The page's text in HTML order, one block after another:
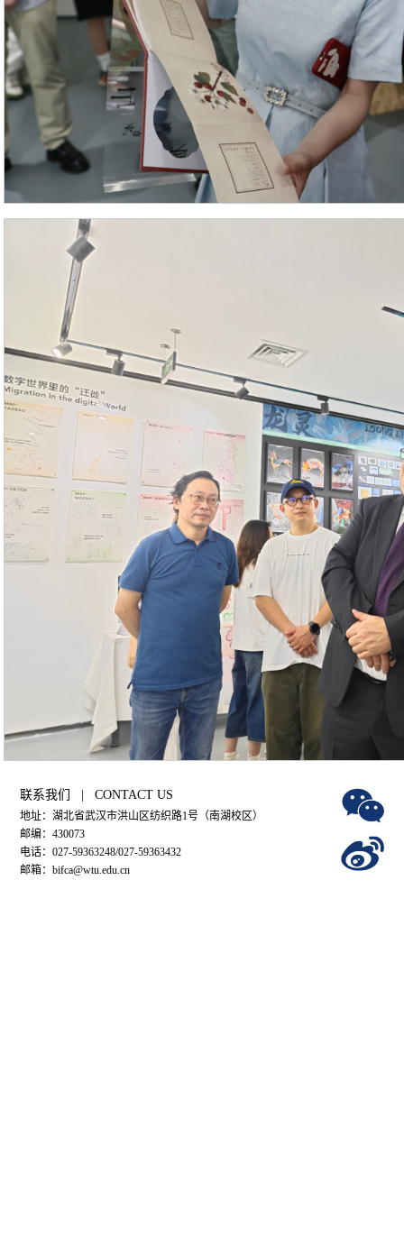
联系我们 | CONTACT US
地址：湖北省武汉市洪山区纺织路1号（南湖校区）
邮编：430073
电话：027-59363248/027-59363432
邮箱：bifca@wtu.edu.cn